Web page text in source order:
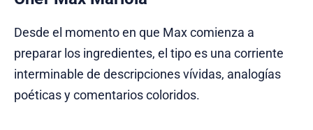
Desde el momento en que Max comienza a
preparar los ingredientes, el tipo es una corriente
interminable de descripciones vívidas, analogías
poéticas y comentarios coloridos.